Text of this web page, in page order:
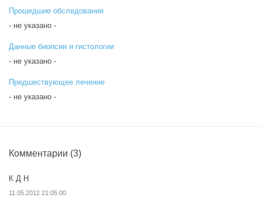
Прошедшие обследования
- не указано -
Данные биопсии и гистологии
- не указано -
Предшествующее лечение
- не указано -
Комментарии (3)
К Д Н
11.05.2012 21:05:00